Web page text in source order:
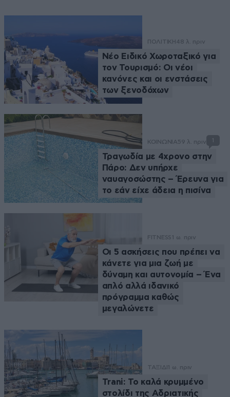
ΠΟΛΙΤΙΚΗ48 λ. πριν
Νέο Ειδικό Χωροταξικό για
τον Τουρισμό: Οι νέοι
κανόνες και οι ενστάσεις
των ξενοδόχων
ΚΟΙΝΩΝΙΑ59 λ. πριν 1
Τραγωδία με 4χρονο στην
Πάρο: Δεν υπήρχε
ναυαγοσώστης – Έρευνα για
το εάν είχε άδεια η πισίνα
FITNESS 1 ω. πριν
Οι 5 ασκήσεις που πρέπει να
κάνετε για μια ζωή με
δύναμη και αυτονομία – Ένα
απλό αλλά ιδανικό
πρόγραμμα καθώς
μεγαλώνετε
ΤΑΞΙΔΙ 1 ω. πριν
Trani: Το καλά κρυμμένο
στολίδι της Αδριατικής